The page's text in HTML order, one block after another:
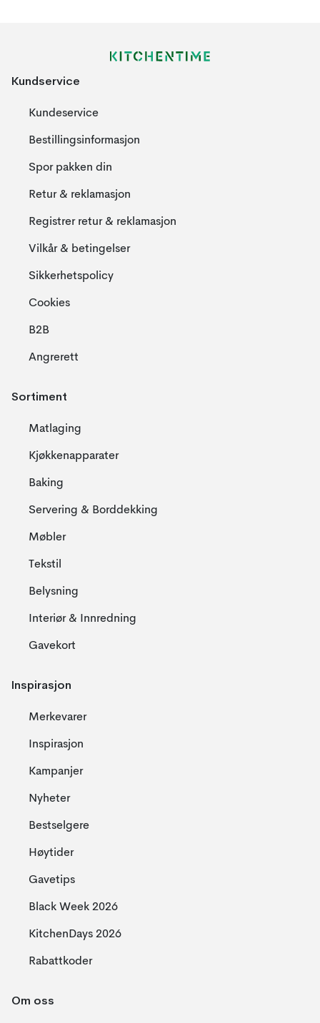
Kundservice
Kundeservice
Bestillingsinformasjon
Spor pakken din
Retur & reklamasjon
Registrer retur & reklamasjon
Vilkår & betingelser
Sikkerhetspolicy
Cookies
B2B
Angrerett
Sortiment
Matlaging
Kjøkkenapparater
Baking
Servering & Borddekking
Møbler
Tekstil
Belysning
Interiør & Innredning
Gavekort
Inspirasjon
Merkevarer
Inspirasjon
Kampanjer
Nyheter
Bestselgere
Høytider
Gavetips
Black Week 2026
KitchenDays 2026
Rabattkoder
Om oss